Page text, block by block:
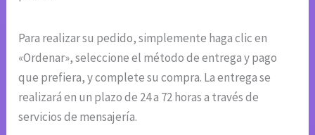
Para realizar su pedido, simplemente haga clic en
«Ordenar», seleccione el método de entrega y pago
que prefiera, y complete su compra. La entrega se
realizará en un plazo de 24 a 72 horas a través de
servicios de mensajería.